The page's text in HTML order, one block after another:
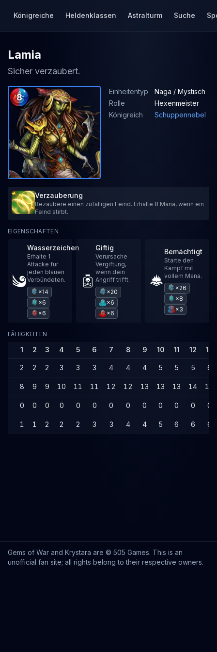
Königreiche Heldenklassen Astralturm Suche
Lamia
Sicher verzaubert.
8
Einheitentyp
Naga / Mystisch
Rolle
Hexenmeister
Königreich
Schuppennebel
Verzauberung
Bezaubere einen zufälligen Feind. Erhalte 8 Mana, wenn ein
Feind stirbt.
EIGENSCHAFTEN
Wasserzeichen
Erhalte 1
Attacke für
jeden blauen
Verbündeten.
×14
×6
×6
Giftig
Verursache
Vergiftung,
wenn dein
Angriff trifft.
×20
×6
×6
Bemächtigt
Starte den
Kampf mit
vollem Mana.
×26
×8
×3
FÄHIGKEITEN
1 2 3 4 5 6 7 8 9 10 11 12 13
2 2 2 3 3 3 4 4 4 5 5 5 6
8 9 9 10 11 11 12 12 13 13 13 14 14
0 0 0 0 0 0 0 0 0 0 0 0 0
1 1 2 2 2 3 3 4 4 5 6 6 6
Gems of War and Krystara are © 505 Games. This is an
unofficial fan site; all rights belong to their respective owners.